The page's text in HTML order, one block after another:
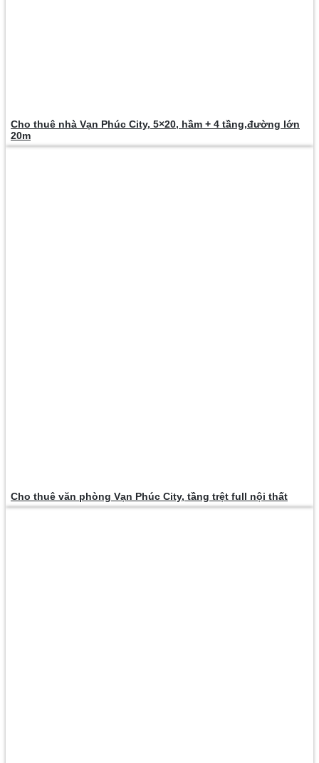
Cho thuê nhà Vạn Phúc City, 5×20, hầm + 4 tầng,đường lớn
20m
Cho thuê văn phòng Vạn Phúc City, tầng trệt full nội thất